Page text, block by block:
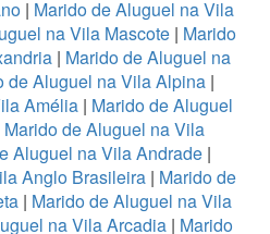
| Marido de Aluguel na Vila
na Vila Mascote| Marido
| Marido de Aluguel na
de Aluguel na Vila Alpina |
Amélia | Marido de Aluguel
Marido de Aluguel na Vila
Aluguel na Vila Andrade |
Anglo Brasileira| Marido de
| Marido de Aluguel na Vila
na Vila Arcadia | Marido